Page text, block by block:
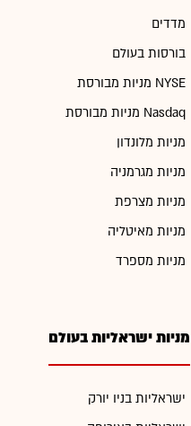
מדדים
בורסות בעולם
מניות מבורסת NYSE
מניות מבורסת Nasdaq
מניות מלונדון
מניות מגרמניה
מניות מצרפת
מניות מאיטליה
מניות מספרד
מניות ישראליות בעולם
ישראליות בניו יורק